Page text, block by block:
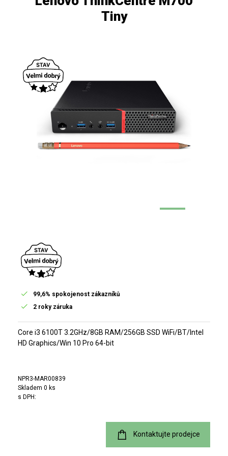
Tiny
99,6% spokojenost zákazníků
2 roky záruka
Core i3 6100T 3.2GHz/8GB RAM/256GB SSD WiFi/BT/Intel
HD Graphics/Win 10 Pro 64-bit
NPR3-MAR00839
Skladem 0 ks
s DPH:
Kontaktujte prodejce